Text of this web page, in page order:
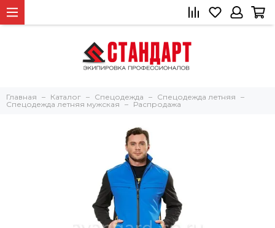
Главная Каталог Спецодежда
Спецодежда летняя
Спецодежда летняя мужская
Распродажа